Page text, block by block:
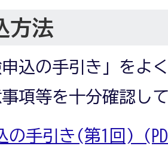
方法
込の手引き」をよ
項等を十分確認し
の手引き(第1回)